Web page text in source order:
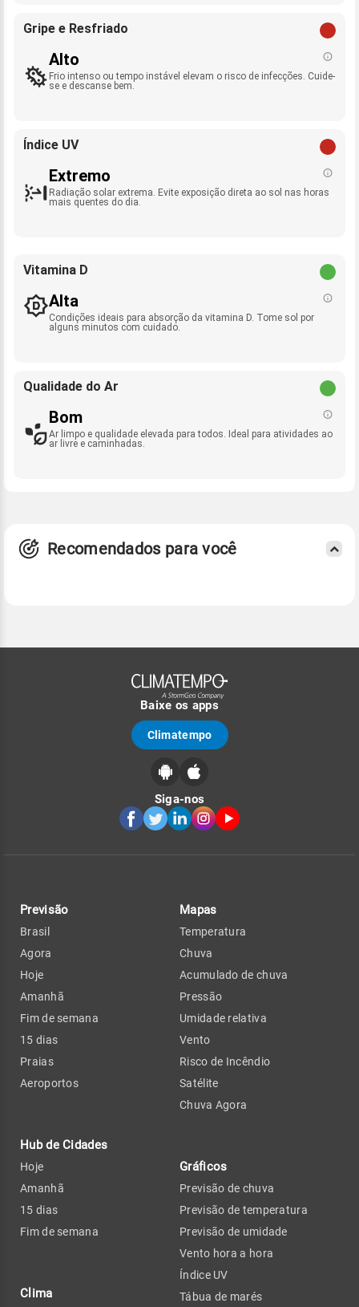
Gripe e Resfriado
Alto
Frio intenso ou tempo instável elevam o risco de infecções. Cuide-
se e descanse bem.
Índice UV
Extremo
Radiação solar extrema. Evite exposição direta ao sol nas horas
mais quentes do dia.
Vitamina D
Alta
Condições ideais para absorção da vitamina D. Tome sol por
alguns minutos com cuidado.
Qualidade do Ar
Bom
Ar limpo e qualidade elevada para todos. Ideal para atividades ao
ar livre e caminhadas.
Recomendados para você
Baixe os apps
Climatempo
Siga-nos
Previsão
Brasil
Agora
Hoje
Amanhã
Fim de semana
15 dias
Praias
Aeroportos
Hub de Cidades
Hoje
Amanhã
15 dias
Fim de semana
Clima
Mapas
Temperatura
Chuva
Acumulado de chuva
Pressão
Umidade relativa
Vento
Risco de Incêndio
Satélite
Chuva Agora
Gráficos
Previsão de chuva
Previsão de temperatura
Previsão de umidade
Vento hora a hora
Índice UV
Tábua de marés